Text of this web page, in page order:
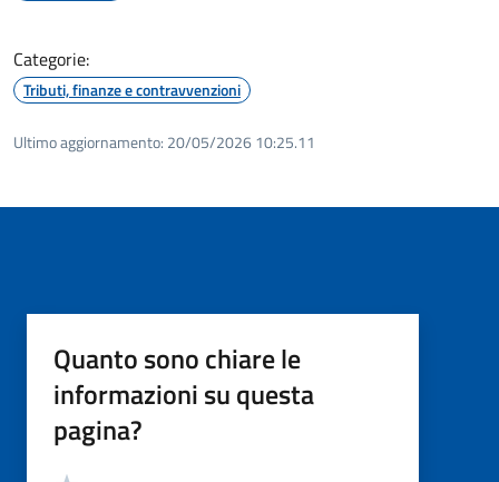
Categorie:
Tributi, finanze e contravvenzioni
Ultimo aggiornamento: 20/05/2026 10:25.11
Quanto sono chiare le
informazioni su questa
pagina?